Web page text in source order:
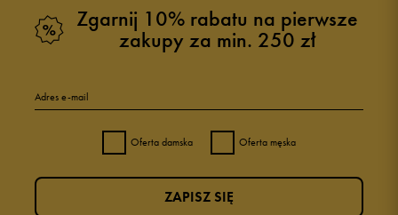
4 0%
Zgarnij 10% rabatu na pierwsze
zakupy za min. 250 zł
Adres e-mail
Oferta damska Oferta męska
ZAPISZ SIĘ